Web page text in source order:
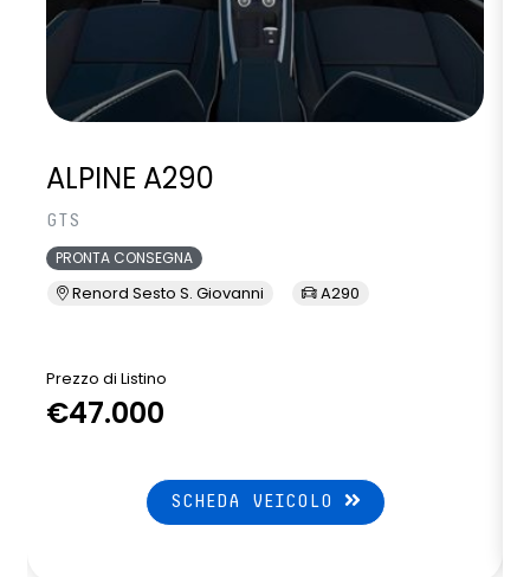
ALPINE A290
GTS
PRONTA CONSEGNA
Renord Sesto S. Giovanni A290
Prezzo di Listino
€47.000
SCHEDA VEICOLO